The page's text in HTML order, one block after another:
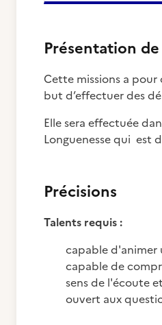
Présentation
Cette missions a
but d’effectuer des
Elle sera effectuée
Longuenesse qui est
Précisions
Talents requis :
capable d'animer
capable de
sens de l'écoute
ouvert aux